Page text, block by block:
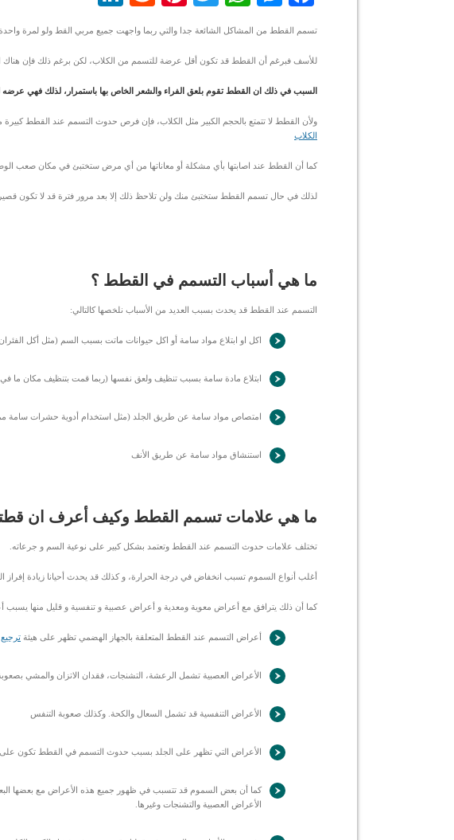
تسمم القطط من المشاكل الشائعة جدا والتي ربما واجهت جميع مربي القط ولو لمرة واحدة
للأسف فبرغم أن القطط قد تكون أقل عرضة للتسمم من الكلاب، لكن برغم ذلك فإن هناك
السبب في ذلك ان القطط تقوم بلعق الفراء والشعر الخاص بها باستمرار، لذلك فهي
ولأن القطط لا تتمتع بالحجم الكبير مثل الكلاب، فإن فرص حدوث التسمم عند القطط كبيرة
الكلاب
كما أن القطط عند اصابتها بأي مشكلة أو معاناتها من أي مرض ستختبئ في مكان صعب
لذلك في حال تسمم القطط ستختبئ منك ولن تلاحظ ذلك إلا بعد مرور فترة قد لا تكون
ما هي أسباب التسمم في القطط ؟
التسمم عند القطط قد يحدث بسبب العديد من الأسباب نلخصها كالتالي:
اكل او ابتلاع مواد سامة أو اكل حيوانات ماتت بسبب السم (مثل أكل
ابتلاع مادة سامة بسبب تنظيف ولعق نفسها (ربما قمت بتنظيف مكان ما
امتصاص مواد سامة عن طريق الجلد (مثل استخدام أدوية حشرات سامة
استنشاق مواد سامة عن طريق الأنف
ما هي علامات تسمم القطط وكيف أعرف ان
تختلف علامات حدوث التسمم عند القطط وتعتمد بشكل كبير على نوعية السم و جرعاته.
أغلب أنواع السموم تسبب انخفاض في درجة الحرارة، و كذلك قد يحدث أحيانا زيادة إفراز
كما أن ذلك يترافق مع أعراض معوية ومعدية و أعراض عصبية و تنفسية و قليل منها يسبب
أعراض التسمم عند القطط المتعلقة بالجهاز الهضمي تظهر على هيئة ترجيع
الأعراض العصبية تشمل الرعشة، التشنجات، فقدان الاتزان والمشي
الأعراض التنفسية قد تشمل السعال والكحة. وكذلك صعوبة التنفس
الأعراض التي تظهر على الجلد بسبب حدوث التسمم في القطط تكون على
كما أن بعض السموم قد تتسبب في ظهور جميع هذه الأعراض مع بعضها
الأعراض العصبية والتشنجات وغيرها.